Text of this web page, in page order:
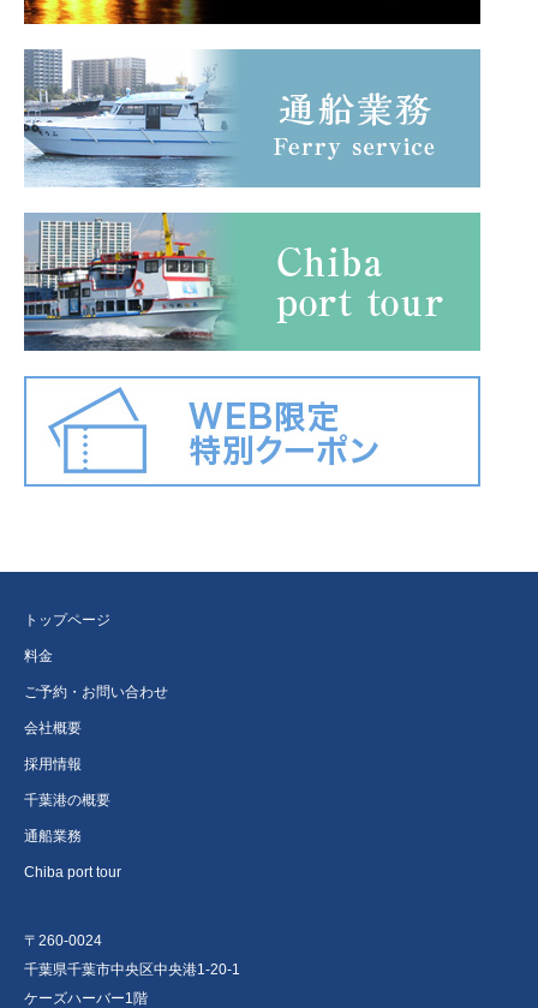
トップページ
料金
ご予約・お問い合わせ
会社概要
採用情報
千葉港の概要
通船業務
Chiba port tour
〒260-0024
千葉県千葉市中央区中央港1-20-1
ケーズハーバー1階